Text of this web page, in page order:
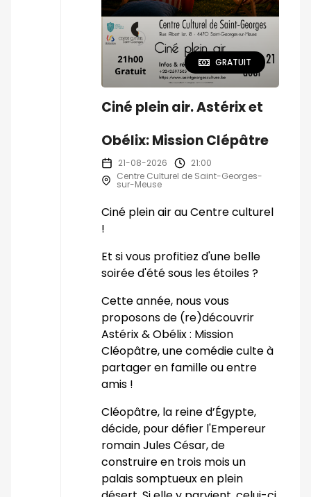
GRATUIT
Ciné plein air. Astérix et
Obélix: Mission Clépâtre
21-08-2026
21:00
Centre Culturel de Saint-Georges-
sur-Meuse
Ciné plein air au Centre culturel
!
Et si vous profitiez d'une belle
soirée d'été sous les étoiles ?
Cette année, nous vous
proposons de (re)découvrir
Astérix & Obélix : Mission
Cléopâtre, une comédie culte à
partager en famille ou entre
amis !
Cléopâtre, la reine d’Égypte,
décide, pour défier l'Empereur
romain Jules César, de
construire en trois mois un
palais somptueux en plein